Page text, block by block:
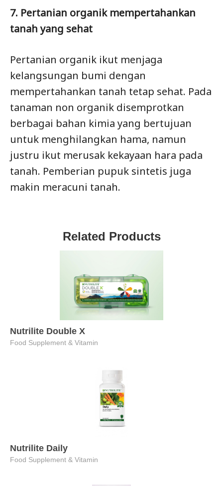
7. Pertanian organik mempertahankan
tanah yang sehat
Pertanian organik ikut menjaga
kelangsungan bumi dengan
mempertahankan tanah tetap sehat. Pada
tanaman non organik disemprotkan
berbagai bahan kimia yang bertujuan
untuk menghilangkan hama, namun
justru ikut merusak kekayaan hara pada
tanah. Pemberian pupuk sintetis juga
makin meracuni tanah.
Related Products
Nutrilite Double X
Food Supplement & Vitamin
Nutrilite Daily
Food Supplement & Vitamin